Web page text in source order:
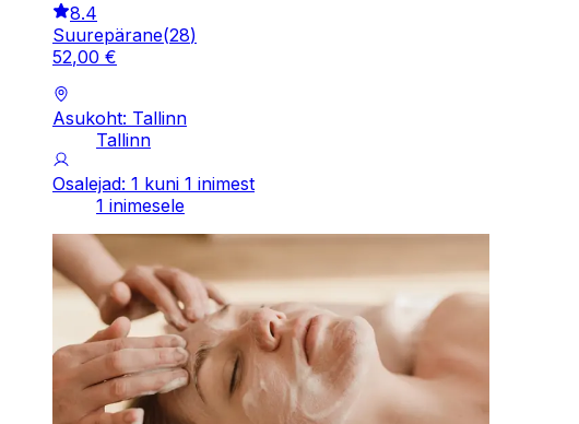
8.4
Suurepärane(28)
52,00 €
Asukoht: Tallinn
Tallinn
Osalejad: 1 kuni 1 inimest
1 inimesele